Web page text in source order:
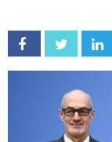
Facebook Twitter